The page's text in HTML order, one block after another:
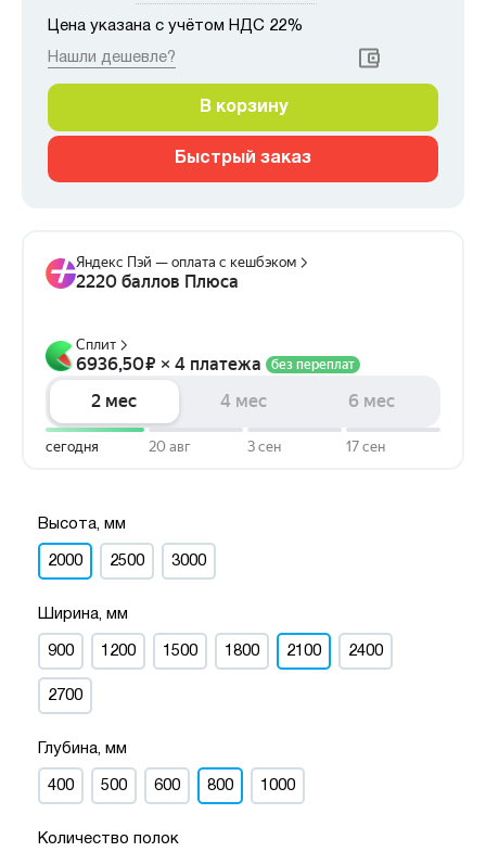
Цена указана с учётом НДС 22%
Нашли дешевле?
В корзину
Быстрый заказ
Высота, мм
2000 2500 3000
Ширина, мм
900 1200 1500 1800 2100 2400
2700
Глубина, мм
400 500 600 800 1000
Количество полок